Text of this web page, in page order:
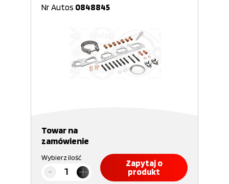
Nr Autos 0848845
Towar na
zamówienie
Wybierz ilość
Zapytaj o
produkt